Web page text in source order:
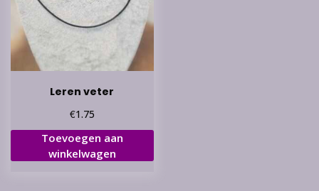
Leren veter
€1.75
Toevoegen aan
winkelwagen